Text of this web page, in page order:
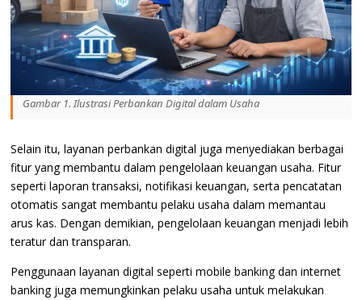
Gambar 1. Ilustrasi Perbankan Digital dalam Usaha
Selain itu, layanan perbankan digital juga menyediakan berbagai
fitur yang membantu dalam pengelolaan keuangan usaha. Fitur
seperti laporan transaksi, notifikasi keuangan, serta pencatatan
otomatis sangat membantu pelaku usaha dalam memantau
arus kas. Dengan demikian, pengelolaan keuangan menjadi lebih
teratur dan transparan.
Penggunaan layanan digital seperti mobile banking dan internet
banking juga memungkinkan pelaku usaha untuk melakukan